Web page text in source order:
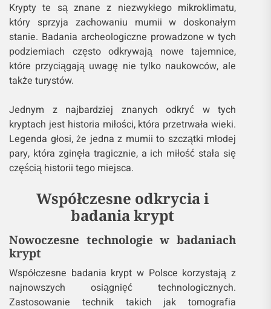
Krypty te są znane z niezwykłego mikroklimatu,
który sprzyja zachowaniu mumii w doskonałym
stanie. Badania archeologiczne prowadzone w tych
podziemiach często odkrywają nowe tajemnice,
które przyciągają uwagę nie tylko naukowców, ale
także turystów.
Jednym z najbardziej znanych odkryć w tych
kryptach jest historia miłości, która przetrwała wieki.
Legenda głosi, że jedna z mumii to szczątki młodej
pary, która zginęła tragicznie, a ich miłość stała się
częścią historii tego miejsca.
Współczesne odkrycia i
badania krypt
Nowoczesne technologie w badaniach
krypt
Współczesne badania krypt w Polsce korzystają z
najnowszych osiągnięć technologicznych.
Zastosowanie technik takich jak tomografia